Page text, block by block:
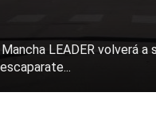
LEADER volverá a